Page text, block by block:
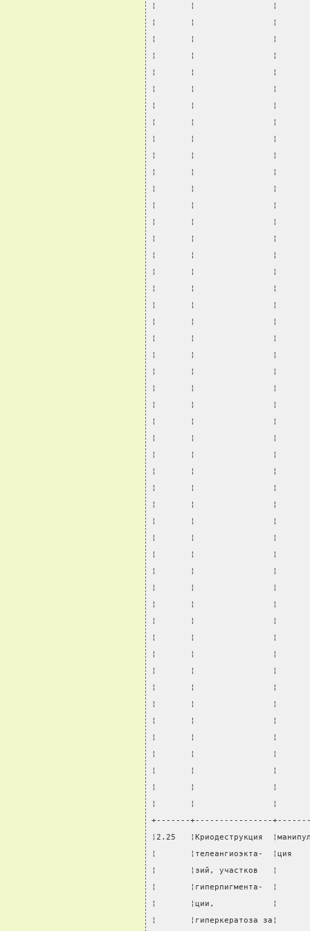
¦       ¦                ¦
¦       ¦                ¦
¦       ¦                ¦
¦       ¦                ¦
¦       ¦                ¦
¦       ¦                ¦
¦       ¦                ¦
¦       ¦                ¦
¦       ¦                ¦
¦       ¦                ¦
¦       ¦                ¦
¦       ¦                ¦
¦       ¦                ¦
¦       ¦                ¦
¦       ¦                ¦
¦       ¦                ¦
¦       ¦                ¦
¦       ¦                ¦
¦       ¦                ¦
¦       ¦                ¦
¦       ¦                ¦         ¦с
¦       ¦                ¦         ¦и
¦       ¦                ¦
¦       ¦                ¦
¦       ¦                ¦
¦       ¦                ¦
¦       ¦                ¦
¦       ¦                ¦
¦       ¦                ¦
¦       ¦                ¦
¦       ¦                ¦
¦       ¦                ¦
¦       ¦                ¦
¦       ¦                ¦
¦       ¦                ¦
¦       ¦                ¦
¦       ¦                ¦
¦       ¦                ¦
¦       ¦                ¦
¦       ¦                ¦
¦       ¦                ¦
¦       ¦                ¦
¦       ¦                ¦
¦       ¦                ¦
¦       ¦                ¦
¦       ¦                ¦
¦       ¦                ¦
¦       ¦                ¦
¦       ¦                ¦
+-------+----------------
¦2.25   ¦Криодеструкция
¦       ¦телеангиоэкта-  ¦ция
¦       ¦зий, участков   ¦
¦       ¦гиперпигмента-  ¦
¦       ¦ции,            ¦
¦       ¦гиперкератоза за¦